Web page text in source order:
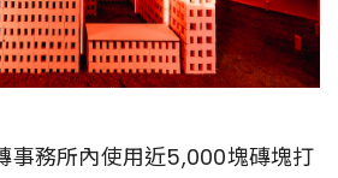
事務所內使用近5,000塊磚塊打